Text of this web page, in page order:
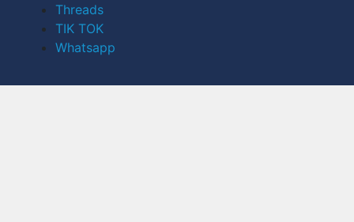
Threads
TIK TOK
Whatsapp